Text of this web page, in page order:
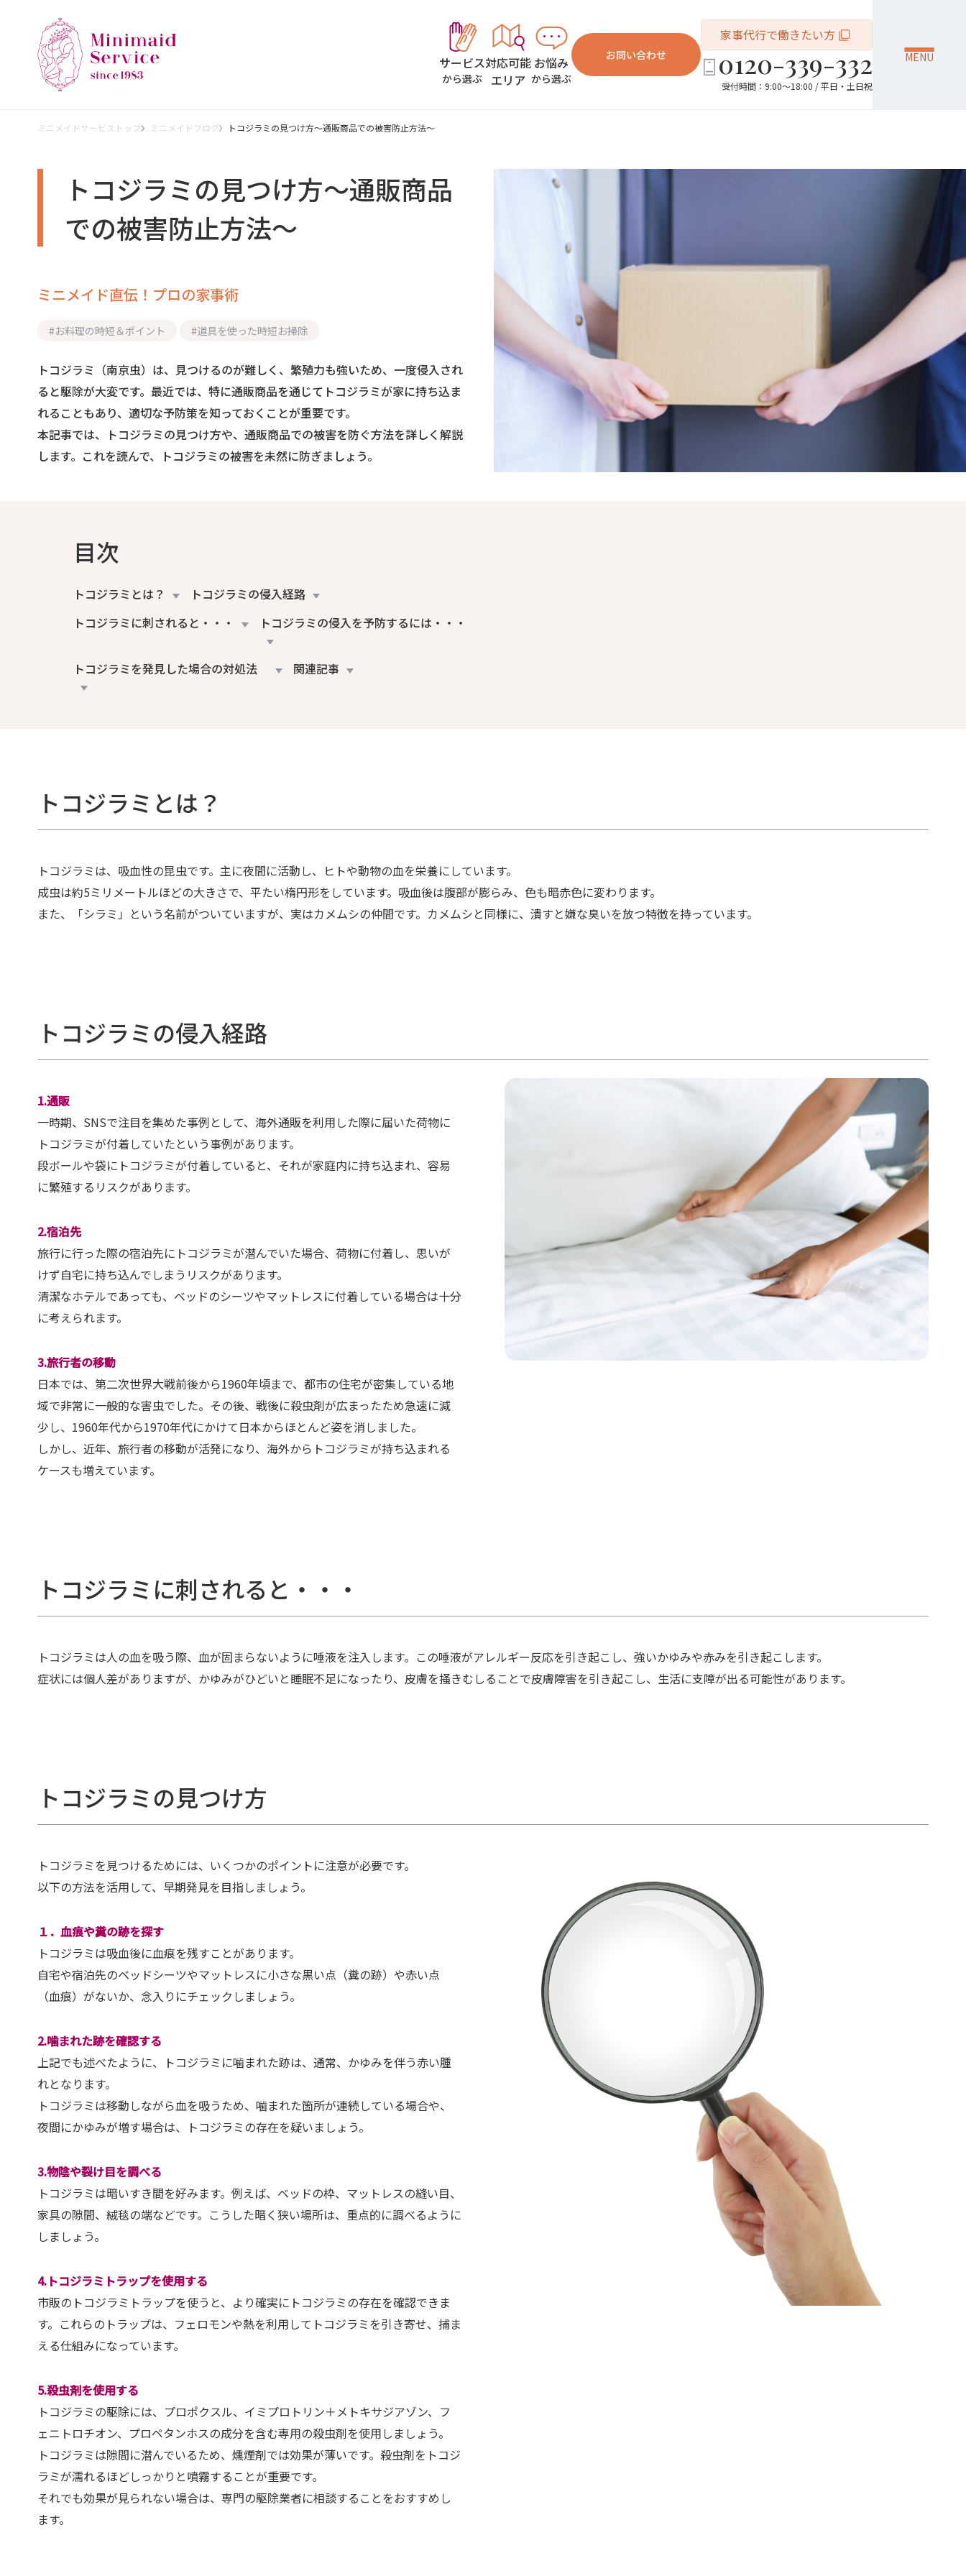
サービス
から選ぶ
対応可能
エリア
お悩み
から選ぶ
お問い合わせ
家事代行で働きたい方
0120-339-332
受付時間：9:00～18:00 / 平日・土日祝
MENU
ミニメイドサービストップ ミニメイドブログ トコジラミの見つけ方～通販商品での被害防止方法～
トコジラミの見つけ方～通販商品
での被害防止方法～
ミニメイド直伝！プロの家事術
#お料理の時短＆ポイント #道具を使った時短お掃除
トコジラミ（南京虫）は、見つけるのが難しく、繁殖力も強いため、一度侵入され
ると駆除が大変です。最近では、特に通販商品を通じてトコジラミが家に持ち込ま
れることもあり、適切な予防策を知っておくことが重要です。
本記事では、トコジラミの見つけ方や、通販商品での被害を防ぐ方法を詳しく解説
します。これを読んで、トコジラミの被害を未然に防ぎましょう。
目次
トコジラミとは？
トコジラミの侵入経路
トコジラミに刺されると・・・
トコジラミの侵入を予防するには・・・
トコジラミを発見した場合の対処法 関連記事
トコジラミとは？
トコジラミは、吸血性の昆虫です。 主に夜間に活動し、ヒトや動物の血を栄養にしています。
成虫は約5ミリメートルほどの大きさで、平たい楕円形をしています。吸血後は腹部が膨らみ、色も暗赤色に変わります。
また、「シラミ」という名前がついていますが、実はカメムシの仲間です。カメムシと同様に、潰すと嫌な臭いを放つ特徴を持っています。
トコジラミの侵入経路
1.通販
一時期、SNSで注目を集めた事例として、海外通販を利用した際に届いた荷物に
トコジラミが付着していたという事例があります。
段ボールや袋にトコジラミが付着していると、それが家庭内に持ち込まれ、容易
に繁殖するリスクがあります。
2.宿泊先
旅行に行った際の宿泊先にトコジラミが潜んでいた場合、荷物に付着し、思いが
けず自宅に持ち込んでしまうリスクがあります。
清潔なホテルであっても、ベッドのシーツやマットレスに付着している場合は十分
に考えられます。
3.旅行者の移動
日本では、第二次世界大戦前後から1960年頃まで、都市の住宅が密集している地
域で非常に一般的な害虫でした。その後、戦後に殺虫剤が広まったため急速に減
少し、1960年代から1970年代にかけて日本からほとんど姿を消しました。
しかし、近年、旅行者の移動が活発になり、海外からトコジラミが持ち込まれる
ケースも増えています。
トコジラミに刺されると・・・
トコジラミは人の血を吸う際、血が固まらないように唾液を注入します。この唾液がアレルギー反応を引き起こし、強いかゆみや赤みを引き起こします。
症状には個人差がありますが、かゆみがひどいと睡眠不足になったり、皮膚を掻きむしることで皮膚障害を引き起こし、生活に支障が出る可能性があります。
トコジラミの見つけ方
トコジラミを見つけるためには、いくつかのポイントに注意が必要です。
以下の方法を活用して、早期発見を目指しましょう。
１．血痕や糞の跡を探す
トコジラミは吸血後に血痕を残すことがあります。
自宅や宿泊先のベッドシーツやマットレスに小さな黒い点（糞の跡）や赤い点
（血痕）がないか、念入りにチェックしましょう。
2.噛まれた跡を確認する
上記でも述べたように、トコジラミに噛まれた跡は、通常、かゆみを伴う赤い腫
れとなります。
トコジラミは移動しながら血を吸うため、噛まれた箇所が連続している場合や、
夜間にかゆみが増す場合は、トコジラミの存在を疑いましょう。
3.物陰や裂け目を調べる
トコジラミは暗いすき間を好みます。例えば、ベッドの枠、マットレスの縫い目、
家具の隙間、絨毯の端などです。こうした暗く狭い場所は、重点的に調べるように
しましょう。
4. トコジラミトラップを使用する
市販のトコジラミトラップを使うと、より確実にトコジラミの存在を確認できま
す。 これらのトラップは、フェロモンや熱を利用してトコジラミを引き寄せ、捕ま
える仕組みになっています。
5.殺虫剤を使用する
トコジラミの駆除には、プロポクスル、イミプロトリン＋メトキサジアゾン、フ
ェニトロチオン、プロペタンホスの成分を含む専用の殺虫剤を使用しましょう。
トコジラミは隙間に潜んでいるため、燻煙剤では効果が薄いです。殺虫剤をトコジ
ラミが濡れるほどしっかりと噴霧することが重要です。
それでも効果が見られない場合は、専門の駆除業者に相談することをおすすめし
ます。